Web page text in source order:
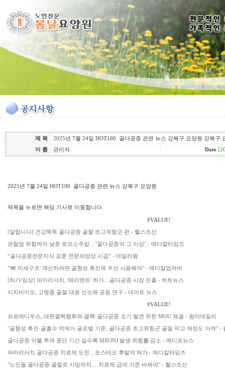
제 목
2025년 7월 24일 HOT100 골다공증 관련 뉴스 강북구 요양원 강북구
이 름
관리자 Date
2025년 7월 24일 HOT100 골다공증 관련 뉴스 강북구 요양원
제목을 누르면 해당 기사로 이동합니다.
#VALUE!
[알립니다] 건강똑똑 골다공증 골절 초고위험군 편 - 헬스조선
관절염 위험까지 낮춘 로모소주맙…"골다공증약 그 이상" - 메디칼타임즈
“골다공증전문지식 갖춘 전문의양성 시급” - 데일리팜
"'뼈 미세구조' 개선하려면 골형성 촉진제 우선 사용해야" - 메디칼업저버
[허가/임상] 파마리서치, '테리멘트' 허가…골다공증 시장 진출 - 히트뉴스
시지바이오, 고령층 골절 대응 신소재 공동 연구 - 네이트 뉴스
#VALUE!
프로메디우스, 대한결핵협회와 결핵·골다공증 조기 발견 위한 MOU 체결 - 팜이데일리
"골형성 촉진·골흡수 억제가 글로벌 기준, 골다공증 초고위험군 골절 막고 재정도 아껴" -
골다공증 약물 투여 중단 기간 길수록 MRONJ 발생 위험률 감소 - 메디포뉴스
파마리서치 골다공증 치료제 도전…포스테오 후발약 허가 - 메디칼타임즈
"노인들 골다공증 골절로 사망까지… 치료제 급여 기준 바꿔야" - 헬스조선